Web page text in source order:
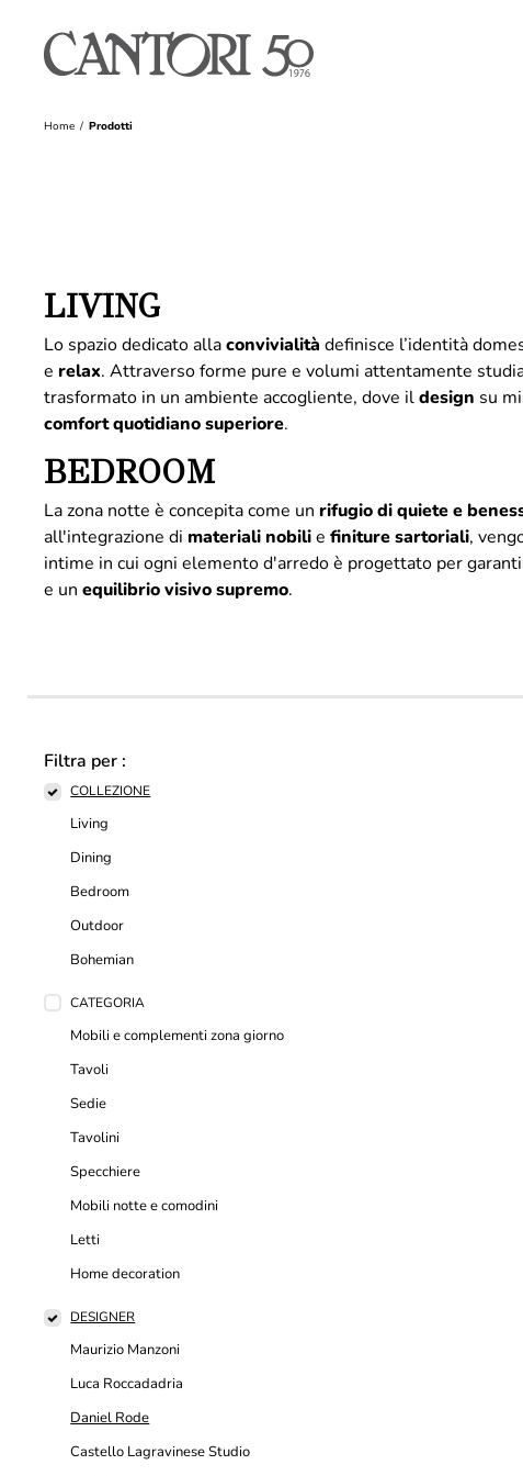
Home Prodotti
LIVING
Lo spazio dedicato allaconvivialità definisce l’identità
e relax. Attraverso forme pure e volumi attentamente
trasformato in un ambiente accogliente, dove ildesign su
comfort quotidiano superiore.
BEDROOM
La zona notte è concepita come un rifugio di quiete e
all'integrazione di materiali nobiliefinituresartoriali,
intime in cui ogni elemento d'arredo è progettato per
e unequilibrio visivo supremo.
Filtra per :
COLLEZIONE
Living
Dining
Bedroom
Outdoor
Bohemian
CATEGORIA
Mobili e complementi zona giorno
Tavoli
Sedie
Tavolini
Specchiere
Mobili notte e comodini
Letti
Home decoration
DESIGNER
Maurizio Manzoni
Luca Roccadadria
Daniel Rode
Castello Lagravinese Studio